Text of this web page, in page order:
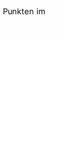
im